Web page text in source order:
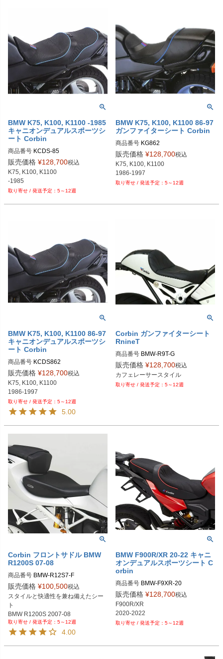
BMW K75, K100, K1100 -1985
キャニオンデュアルスポーツシ
ート Corbin
商品番号
販売価格 ¥128,700税込
K75, K100, K1100
-1985
5～12週
BMW K75, K100, K1100 86-97
ガンファイターシート Corbin
商品番号 KG862
販売価格 ¥128,700税込
K75, K100, K1100
1986-1997
5～12週
BMW K75, K100, K1100 86-97
キャニオンデュアルスポーツシ
ート Corbin
商品番号 KCDS862
販売価格 ¥128,700税込
K75, K100, K1100
1986-1997
5～12週
5.00
Corbin ガンファイターシート
RnineT
商品番号 BMW-R9T-G
販売価格 ¥128,700税込
5～12週
Corbin フロントサドル BMW
R1200S 07-08
商品番号 BMW-R12S7-F
販売価格 ¥100,500税込
スタイルと快適性を兼ね備えたシー
ト
5～12週
4.00
BMW F900R/XR 20-22 キャニ
オンデュアルスポーツシート C
orbin
商品番号 BMW-F9XR-20
販売価格 ¥128,700税込
F900R/XR
5～12週